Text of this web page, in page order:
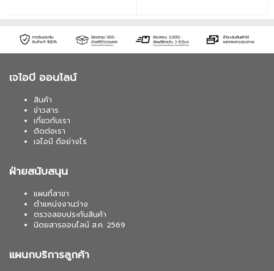
เจไอบี ออนไลน์
สินค้า
ข่าวสาร
เกี่ยวกับเรา
ติดต่อเรา
เจไอบี ดีอย่างไร
ฝ่ายสนับสนุน
แผนที่สาขา
ตำแหน่งงานว่าง
ตรวจสอบประกันสินค้า
นิตยสารออนไลน์ ส.ค. 2569
แผนกบริการลูกค้า